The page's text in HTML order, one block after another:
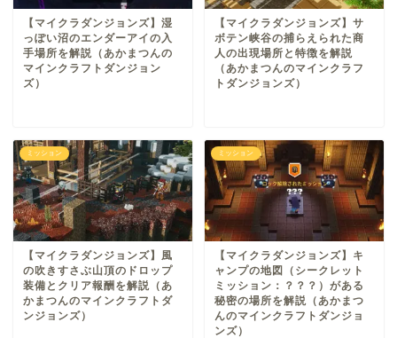
【マイクラダンジョンズ】湿
っぽい沼のエンダーアイの入
手場所を解説（あかまつんの
マインクラフトダンジョン
ズ）
【マイクラダンジョンズ】サ
ボテン峡谷の捕らえられた商
人の出現場所と特徴を解説
（あかまつんのマインクラフ
トダンジョンズ）
ミッション
【マイクラダンジョンズ】風
の吹きすさぶ山頂のドロップ
装備とクリア報酬を解説（あ
かまつんのマインクラフトダ
ンジョンズ）
ミッション
【マイクラダンジョンズ】キ
ャンプの地図（シークレット
ミッション：？？？）がある
秘密の場所を解説（あかまつ
んのマインクラフトダンジョ
ンズ）